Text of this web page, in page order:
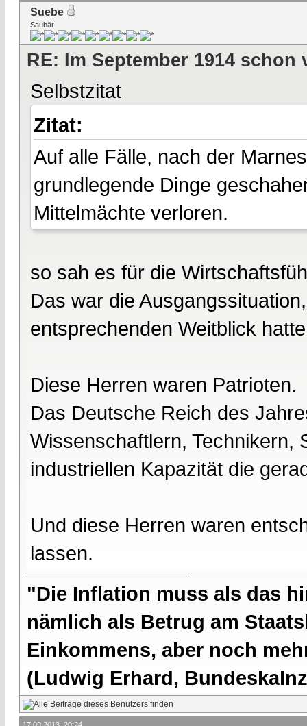
Suebe
Saubär
RE: Im September 1914 schon
Selbstzitat
Zitat:
Auf alle Fälle, nach der
grundlegende Dinge
Mittelmächte verloren.
so sah es für die
Das war die
entsprechenden Weitblick
Diese Herren waren Patrioten.
Das Deutsche Reich des
Wissenschaftlern, Technikern,
industriellen Kapazität die
Und diese Herren waren
lassen.
"Die Inflation muss als das
nämlich als Betrug am
Einkommens, aber noch
(Ludwig Erhard,